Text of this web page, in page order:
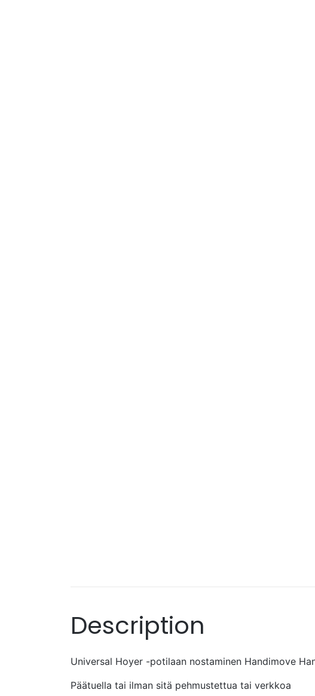
Description
Universal Hoyer -potilaan nostaminen Handimove
Päätuella tai ilman sitä pehmustettua tai verkkoa